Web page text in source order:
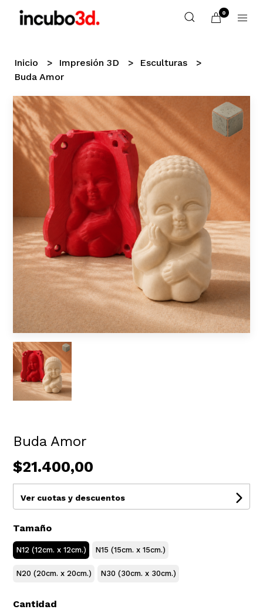
0
Inicio Impresión 3D
Esculturas
Buda Amor
Buda Amor
$21.400,00
Ver cuotas y descuentos
Tamaño
N12 (12cm. x 12cm.) N15 (15cm. x 15cm.)
N20 (20cm. x 20cm.) N30 (30cm. x 30cm.)
Cantidad